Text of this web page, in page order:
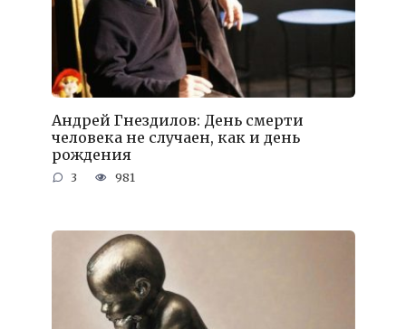
Андрей Гнездилов: День смерти
человека не случаен, как и день
рождения
3 981